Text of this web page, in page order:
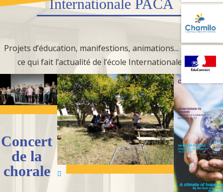
Internationale PACA
Projets d’éducation, manifestions, animations... Retrouvez
ce qui fait l’actualité de l’école Internationale PACA.
Concert
de la
chorale